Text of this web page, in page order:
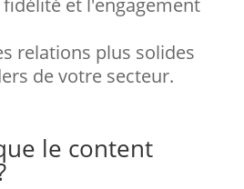
et l'engagement
relations plus solides
de votre secteur.
le content